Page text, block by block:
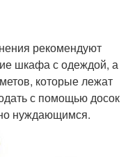
рекомендуют
шкафа с одеждой, а
которые лежат
с помощью досок
нуждающимся.